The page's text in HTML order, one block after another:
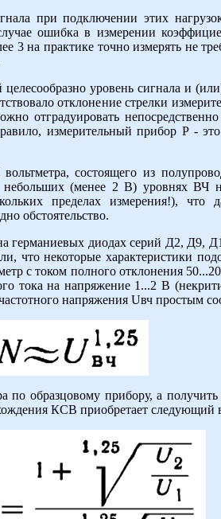
при подключении этих
ошибка в измерении
3 на практике точно измерять не
уровень сигнала и
отклонение стрелки
отградуировать
измерительный прибор Р -
состоящего из
небольших (менее 2 В) уровнях
пределах измерения!),
обстоятельство.
германиевых диодах серий Д2, Д9,
что некоторые характеристики
с током полного отклонения
тока на напряжение 1...2 В
напряжения Uвч простым
образцовому прибору, а
КСВ приобретает следующий